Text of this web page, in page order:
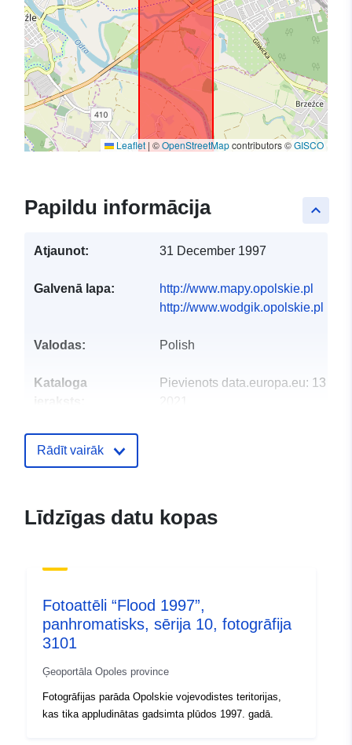
Leaflet | ©OpenStreetMapcontributors ©GISCO
keyboard_arrow_up
Papildu informācija
Atjaunot: 31 December 1997
Galvenā lapa:
http://www.mapy.opolskie.pl
http://www.wodgik.opolskie.pl
Valodas: Polish
Kataloga
Pievienots data.europa.eu: 13
[ 18.1855, 50.3172 ], [
Telpiskais
resurss:
Atbilst: 2180
Pirmavots:
Zdjęcia lotnicze terenów
Rādīt vairāk
Līdzīgas datu kopas
Fotoattēli “Flood 1997”,
panhromatisks, sērija 10, fotogrāfija
3101
Ģeoportāla Opoles province
Fotogrāfijas parāda Opolskie vojevodistes teritorijas,
kas tika appludinātas gadsimta plūdos 1997. gadā.